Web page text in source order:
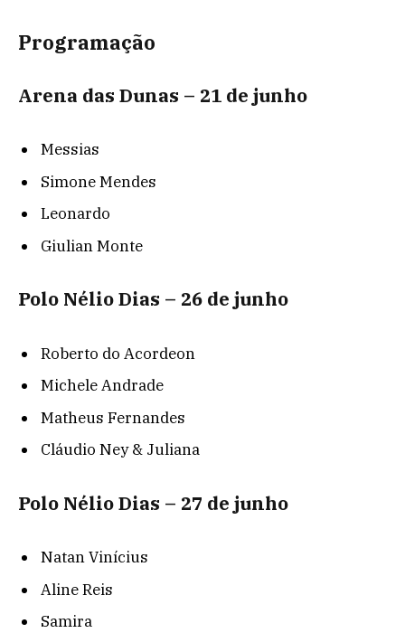
Programação
Arena das Dunas – 21 de junho
Messias
Simone Mendes
Leonardo
Giulian Monte
Polo Nélio Dias – 26 de junho
Roberto do Acordeon
Michele Andrade
Matheus Fernandes
Cláudio Ney & Juliana
Polo Nélio Dias – 27 de junho
Natan Vinícius
Aline Reis
Samira